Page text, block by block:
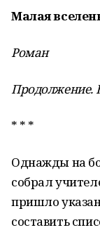
Малая
Роман
Продолжение.
* * *
Однажды на
собрал
пришло
составить